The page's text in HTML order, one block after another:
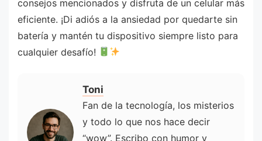
consejos mencionados y disfruta de un celular más
eficiente. ¡Di adiós a la ansiedad por quedarte sin
batería y mantén tu dispositivo siempre listo para
cualquier desafío!
Toni
Fan de la tecnología, los misterios
y todo lo que nos hace decir
“wow”. Escribo con humor y